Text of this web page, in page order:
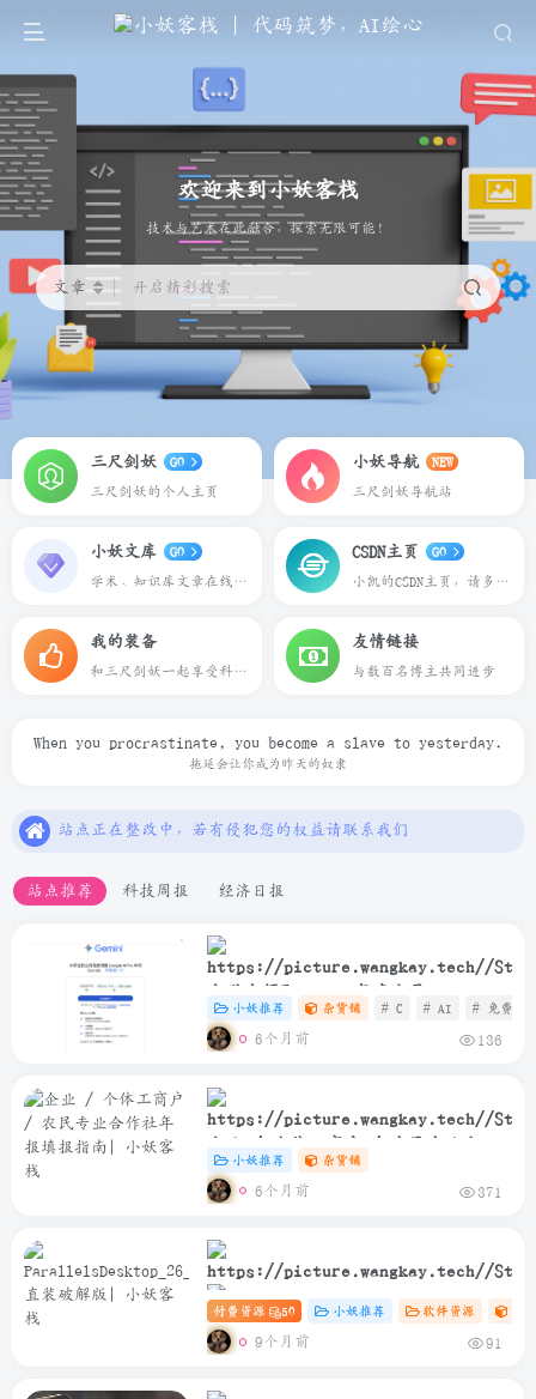
欢迎来到小妖客栈
代码筑梦，AI绘心
文章 开启精彩搜索
三尺剑妖 GO
三尺剑妖的个人主页
小妖导航 NEW
三尺剑妖导航站
小妖文库 GO
学术、知识库文章在线预览下载
CSDN主页 GO
小凯的CSDN主页，请多多关照
我的装备
和三尺剑妖一起享受科技带来的乐趣
友情链接
与数百名博主共同进步
When you procrastinate, you become a slave to yesterday.
拖延会让你成为昨天的奴隶
本站一切资源不代表本站立场，如有侵权/违规/不妥请联系本站删除，敬请谅解.
站点推荐 科技周报 经济日报
大学生领取Gemini年度会员
小妖推荐 杂货铺 # C # AI # 免费
6个月前 136
企业 / 个体工商户 / 农民专业合作
社年报填报指南
小妖推荐 杂货铺
6个月前 371
付费资源 50 小妖推荐 软件资源
9个月前 91